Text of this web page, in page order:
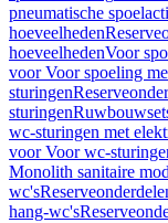
pneumatische
hoeveelheden
hoeveelhedenVoor
voor Voor spoeling
sturingen
sturingen
wc-sturingen met
voor Voor wc-
Monolith sanitaire
wc's
hang-wc's